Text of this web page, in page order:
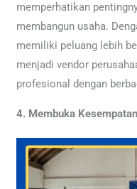
memperhatikan
membangun usaha.
memiliki peluang lebih
menjadi vendor
profesional dengan
4. Membuka